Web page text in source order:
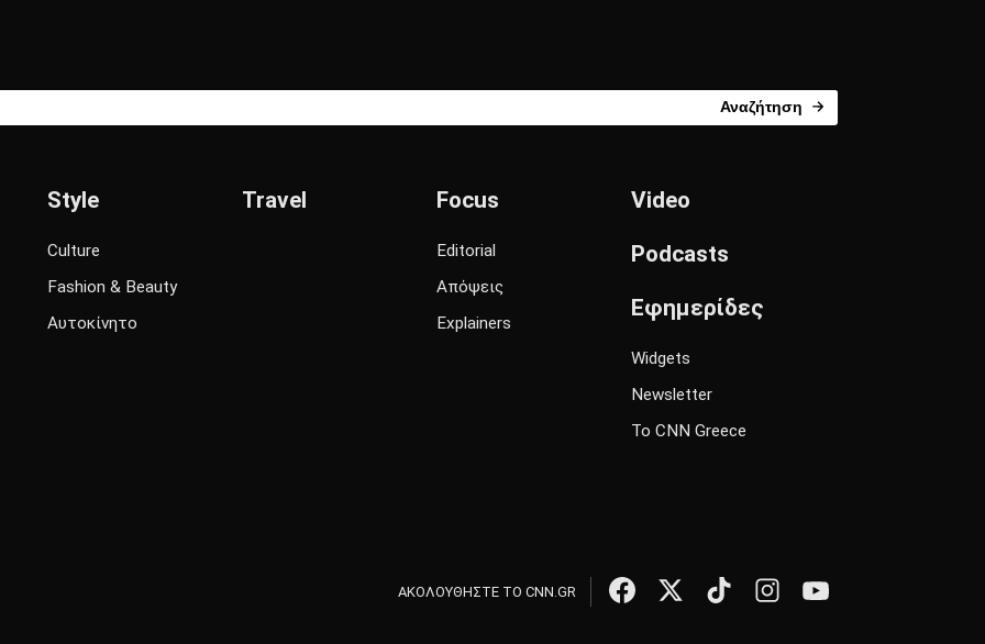
Αναζήτηση
Style
Culture
Fashion & Beauty
Αυτοκίνητο
Travel Focus
Editorial
Απόψεις
Explainers
Video
Podcasts
Εφημερίδες
Widgets
Newsletter
Το CNN Greece
ΑΚΟΛΟΥΘΗΣΤΕ ΤΟ CNN.GR